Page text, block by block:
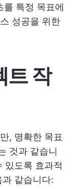
를 특정 목표에
성공을 위한
트 작
, 명확한 목표
것과 같습니
있도록 효과적
같습니다: